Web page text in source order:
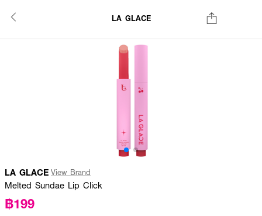
LA GLACE
LA GLACE View Brand
Melted Sundae Lip Click
฿199